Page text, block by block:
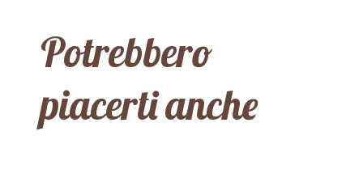
Potrebbero
piacerti anche